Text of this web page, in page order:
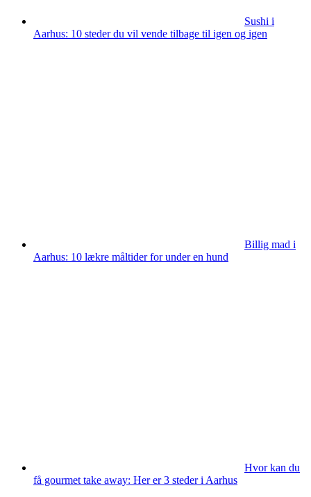
Sushi i
Aarhus: 10 steder du vil vende tilbage til igen og igen
Billig mad i
Aarhus: 10 lækre måltider for under en hund
Hvor kan du
få gourmet take away: Her er 3 steder i Aarhus